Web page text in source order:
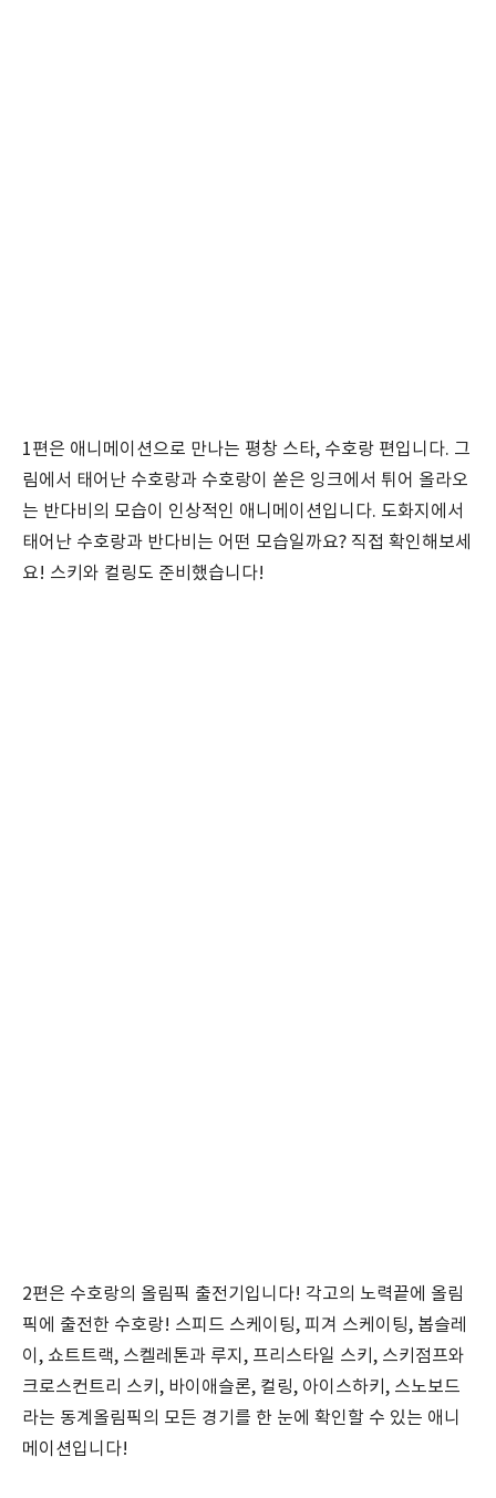
1편은 애니메이션으로 만나는 평창 스타, 수호랑 편입니다. 그
림에서 태어난 수호랑과 수호랑이 쏟은 잉크에서 튀어 올라오
는 반다비의 모습이 인상적인 애니메이션입니다. 도화지에서
태어난 수호랑과 반다비는 어떤 모습일까요? 직접 확인해보세
요! 스키와 컬링도 준비했습니다!
2편은 수호랑의 올림픽 출전기입니다! 각고의 노력끝에 올림
픽에 출전한 수호랑! 스피드 스케이팅, 피겨 스케이팅, 봅슬레
이, 쇼트트랙, 스켈레톤과 루지, 프리스타일 스키, 스키점프와
크로스컨트리 스키, 바이애슬론, 컬링, 아이스하키, 스노보드
라는 동계올림픽의 모든 경기를 한 눈에 확인할 수 있는 애니
메이션입니다!